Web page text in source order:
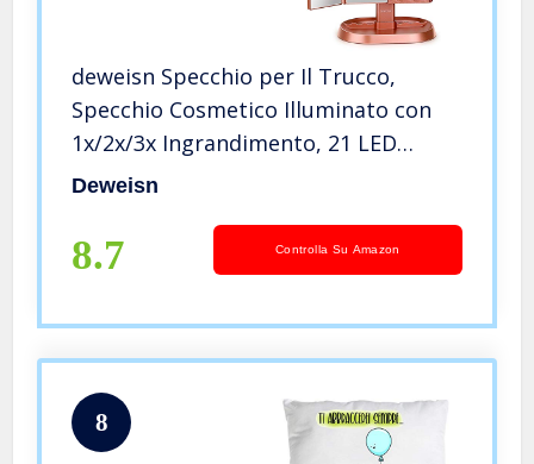
deweisn Specchio per Il Trucco,
Specchio Cosmetico Illuminato con
1x/2x/3x Ingrandimento, 21 LED
Specchio Trifold Dimmerabile
Tavolo per Viaggio, Regalo per Donne
Deweisn
8.7 Controlla Su Amazon
8